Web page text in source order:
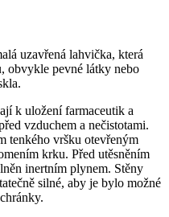
uzavřená lahvička, která
obvykle pevné látky nebo
k uložení farmaceutik a
vzduchem a nečistotami.
tenkého vršku otevřeným
krku. Před utěsněním
inertním plynem. Stěny
silné, aby je bylo možné